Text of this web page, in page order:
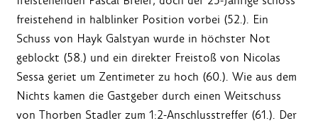
freistehend in halblinker Position vorbei (52.). Ein
Schuss von Hayk Galstyan wurde in höchster Not
geblockt (58.) und ein direkter Freistoß von Nicolas
Sessa geriet um Zentimeter zu hoch (60.). Wie aus dem
Nichts kamen die Gastgeber durch einen Weitschuss
von Thorben Stadler zum 1:2-Anschlusstreffer (61.). Der